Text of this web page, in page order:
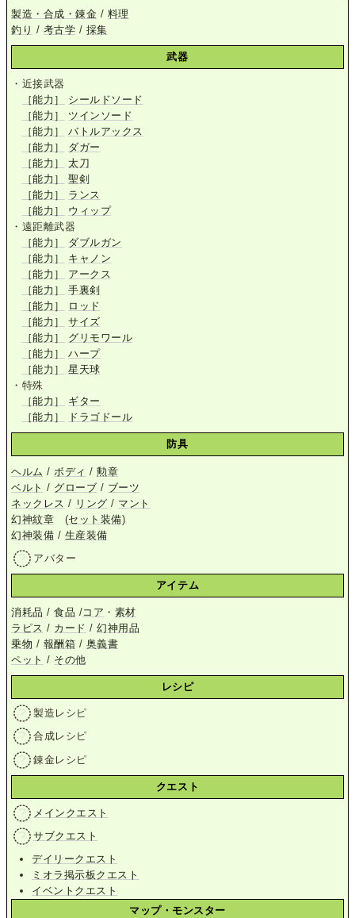
製造・合成・錬金 / 料理
釣り / 考古学 / 採集
武器
・近接武器
［能力］
シールドソード
［能力］
ツインソード
［能力］
バトルアックス
［能力］
ダガー
［能力］
太刀
［能力］
聖剣
［能力］
ランス
［能力］
ウィップ
・遠距離武器
［能力］
ダブルガン
［能力］
キャノン
［能力］
アークス
［能力］
手裏剣
［能力］
ロッド
［能力］
サイズ
［能力］
グリモワール
［能力］
ハープ
［能力］
星天球
・特殊
［能力］
ギター
［能力］
ドラゴドール
防具
ヘルム / ボディ /勲章
ベルト / グローブ / ブーツ
ネックレス / リング / マント
幻神紋章 (セット装備)
幻神装備 / 生産装備
アバター
アイテム
消耗品 /食品 /コア ・ 素材
ラピス / カード /幻神用品
乗物 / 報酬箱 / 奥義書
ペット / その他
レシピ
製造レシピ
合成レシピ
錬金レシピ
クエスト
メインクエスト
サブクエスト
デイリークエスト
ミオラ掲示板クエスト
イベントクエスト
マップ・モンスター